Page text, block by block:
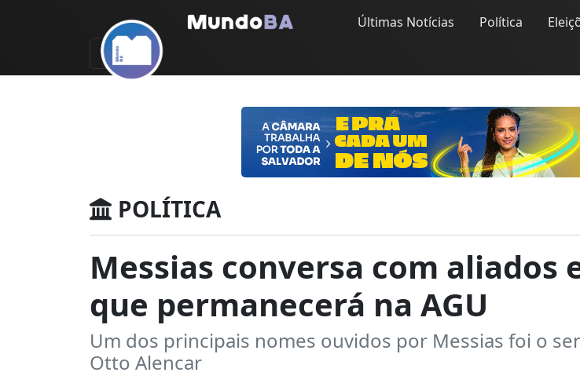
Últimas Notícias Política
POLÍTICA
Messias conversa com aliados
que permanecerá na AGU
Um dos principais nomes ouvidos por Messias foi o
Otto Alencar